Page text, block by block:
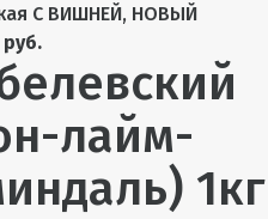
С ВИШНЕЙ, НОВЫЙ
руб.
лайм-
1кг